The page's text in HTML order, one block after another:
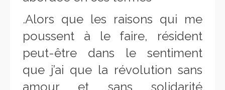
‎.Alors que les raisons qui me
poussent à le faire, résident
peut-être dans le sentiment
que j’ai que la révolution sans
amour et sans solidarité